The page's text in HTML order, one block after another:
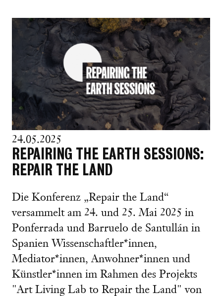
24.05.2025
REPAIRING THE EARTH SESSIONS:
REPAIR THE LAND
Die Konferenz „Repair the Land“
versammelt am 24. und 25. Mai 2025 in
Ponferrada und Barruelo de Santullán in
Spanien Wissenschaftler*innen,
Mediator*innen, Anwohner*innen und
Künstler*innen im Rahmen des Projekts
"Art Living Lab to Repair the Land" von